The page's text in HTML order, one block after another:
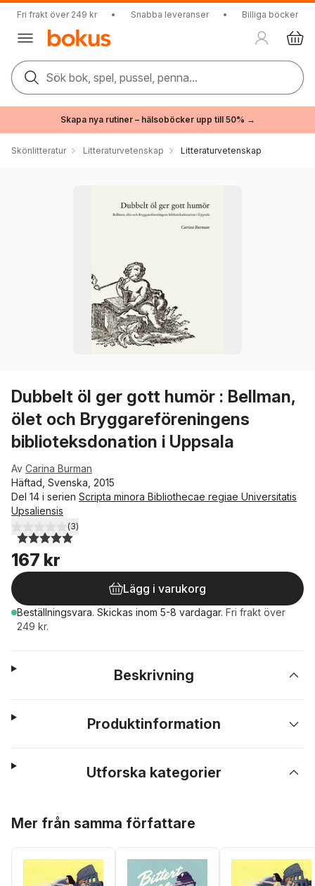
Fri frakt över 249 kr • Snabba leveranser • Billiga böcker
Sök bok, spel, pussel, penna...
Skapa nya rutiner – hälsoböcker upp till 50% →
Skönlitteratur Litteraturvetenskap Litteraturvetenskap
Dubbelt öl ger gott humör : Bellman,
ölet och Bryggareföreningens
biblioteksdonation i Uppsala
Av Carina Burman
Häftad, Svenska, 2015
Del 14 i serien Scripta minora Bibliothecae regiae Universitatis
Upsaliensis
5,0utav 5 stjärnor. Totalt antal röster:
(3)
167 kr
Lägg i varukorg
Beställningsvara. Skickas inom 5-8 vardagar. Fri frakt över
249 kr.
Beskrivning
Produktinformation
Utforska kategorier
Mer från samma författare